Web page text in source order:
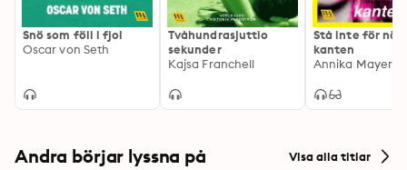
Snö som föll i fjol
Oscar von Seth
Tvåhundrasjuttio
sekunder
Kajsa Franchell
Stå inte för
kanten
Annika Mayer
Andra börjar lyssna på Visa alla titlar